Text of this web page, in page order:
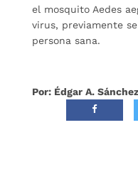
el mosquito Aedes
virus, previamente
persona sana.
Por: Édgar A. Sánchez